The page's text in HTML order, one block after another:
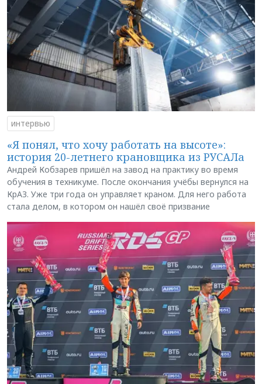
интервью
«Я понял, что хочу работать на высоте»:
история 20-летнего крановщика из РУСАЛа
Андрей Кобзарев пришёл на завод на практику во время
обучения в техникуме. После окончания учёбы вернулся на
КрАЗ. Уже три года он управляет краном. Для него работа
стала делом, в котором он нашёл своё призвание